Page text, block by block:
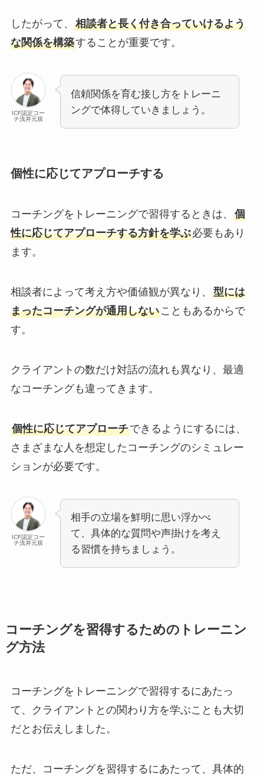
したがって、 相談者と長く付き合っていけるよう
な関係を構築することが重要です。
ICF認定コー
チ浅井元規
信頼関係を育む接し方をトレーニ
ングで体得していきましょう。
個性に応じてアプローチする
コーチングをトレーニングで習得するときは、 個
性に応じてアプローチする方針を学ぶ必要もあり
ます。
相談者によって考え方や価値観が異なり、 型には
まったコーチングが通用しないこともあるからで
す。
クライアントの数だけ対話の流れも異なり、最適
なコーチングも違ってきます。
個性に応じてアプローチできるようにするには、
さまざまな人を想定したコーチングのシミュレー
ションが必要です。
ICF認定コー
チ浅井元規
相手の立場を鮮明に思い浮かべ
て、具体的な質問や声掛けを考え
る習慣を持ちましょう。
コーチングを習得するためのトレーニン
グ方法
コーチングをトレーニングで習得するにあたっ
て、クライアントとの関わり方を学ぶことも大切
だとお伝えしました。
ただ、コーチングを習得するにあたって、具体的